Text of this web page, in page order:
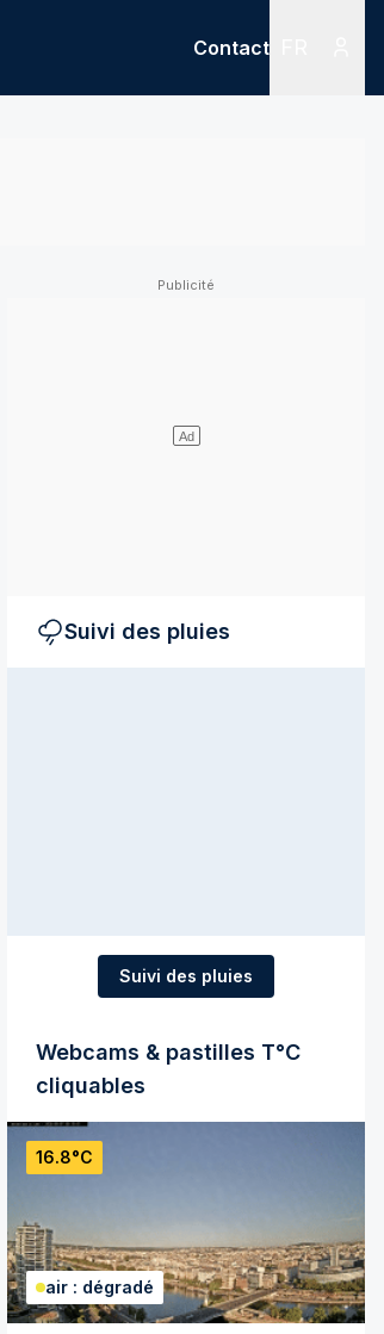
Contact
Suivi des pluies
Suivi des pluies
Webcams & pastilles T°C
cliquables
16.8°C
air : dégradé